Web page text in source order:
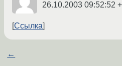
26.10.2003 09:52:52
Ссылка
←